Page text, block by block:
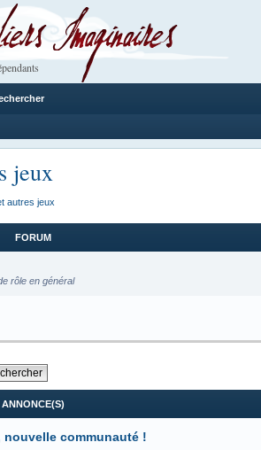
jeux
autres jeux
FORUM
rôle en général
ANNONCE(S)
communauté !